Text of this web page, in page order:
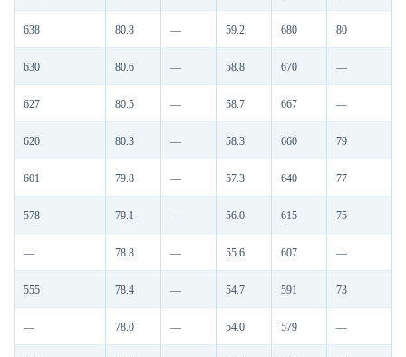
638 80.8 — 59.2 680 80
630 80.6 — 58.8 670 —
627 80.5 — 58.7 667 —
620 80.3 — 58.3 660 79
601 79.8 — 57.3 640 77
578 79.1 — 56.0 615 75
— 78.8 — 55.6 607 —
555 78.4 — 54.7 591 73
— 78.0 — 54.0 579 —